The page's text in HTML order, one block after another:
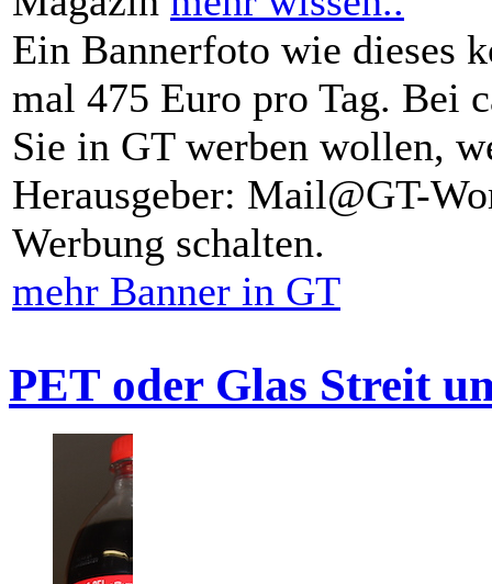
Ein Bannerfoto wie dieses
mal 475 Euro pro Tag. Bei
Sie in GT werben wollen,
Herausgeber: Mail@GT-
Werbung schalten.
mehr Banner in GT
PET oder Glas Streit